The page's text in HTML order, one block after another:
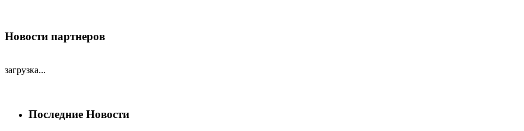
Новости партнеров
загрузка...
Последние Новости